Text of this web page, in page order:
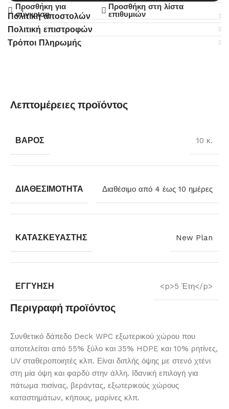
Προσθήκη για
σύγκριση
Προσθήκη στη λίστα
επιθυμιών
Πολιτική αποστολών
Πολιτική επιστροφών
Τρόποι Πληρωμής
Λεπτομέρειες προϊόντος
ΒΆΡΟΣ 10 κ.
ΔΙΑΘΕΣΙΜΌΤΗΤΑ Διαθέσιμο από 4 έως 10 ημέρες
ΚΑΤΑΣΚΕΥΑΣΤΉΣ New Plan
ΕΓΓΎΗΣΗ <p>5 Έτη</p>
Περιγραφή προϊόντος
Συνθετικό δάπεδο Deck WPC εξωτερικού χώρου που
αποτελείται από 55% ξύλο και 35% HDPE και 10% ρητίνες,
UV σταθεροποιητές κλπ. Είναι διπλής όψης με στενό χτένι
στη μία όψη και φαρδύ στην άλλη. Ιδανική επιλογή για
πάτωμα πισίνας, βεράντας, εξωτερικούς χώρους
καταστημάτων, κήπους, μαρίνες κλπ.